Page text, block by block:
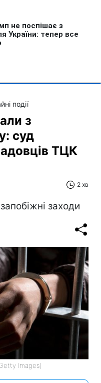
події
з
суд
ТЦК
2 хв
заходи
Images)